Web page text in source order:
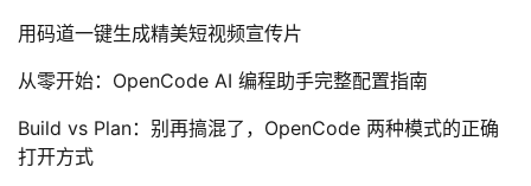
用码道一键生成精美短视频宣传片
从零开始：OpenCode AI 编程助手完整配置指南
Build vs Plan：别再搞混了，OpenCode 两种模式的正确
打开方式